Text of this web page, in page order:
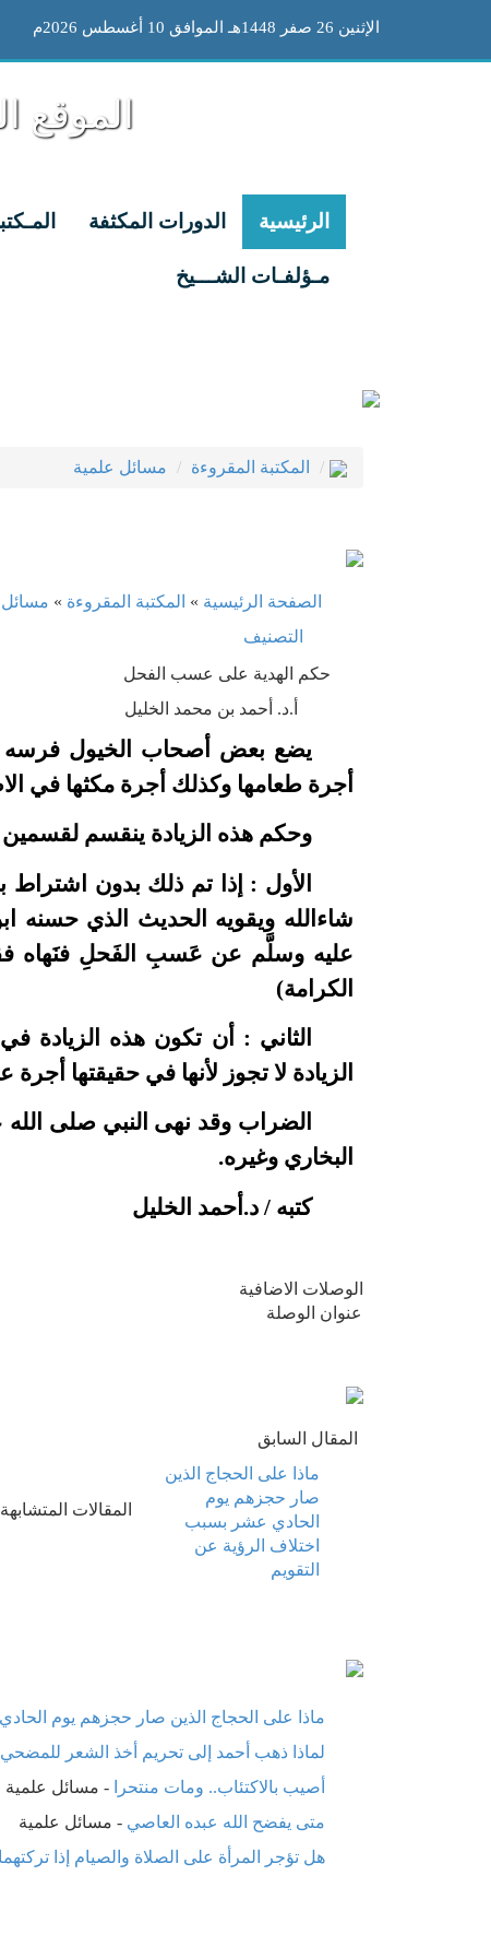
الإثنين 26 صفر 1448هـ الموافق 10 أغسطس 2026م
الموقع
الرئيسية الدورات المكثفة
مـؤلفـات الشـــيخ
المكتبة المقروءة مسائل علمية
الصفحة الرئيسية » المكتبة المقروءة » مسائل
التصنيف
حكم الهدية على عسب الفحل
أ.د. أحمد بن محمد الخليل
يضع بعض أصحاب الخيول فرسه
أجرة طعامها وكذلك أجرة مكثها في
وحكم هذه الزيادة ينقسم
الأول : إذا تم ذلك بدون اشتراط
شاءالله ويقويه الحديث الذي حسنه
عليه وسلَّم عن عَسبِ الفَحلِ فنَهاه
الكرامة)
الثاني : أن تكون هذه الزيادة
الزيادة لا تجوز لأنها في حقيقتها أجرة
الضراب وقد نهى النبي صلى
البخاري وغيره.
كتبه / د.أحمد الخليل
الوصلات الاضافية
عنوان الوصلة
المقال السابق
ماذا على الحجاج الذين
صار حجزهم يوم
الحادي عشر بسبب
اختلاف الرؤية عن
التقويم
المقالات المتشابهة
ماذا على الحجاج الذين صار حجزهم يوم
لماذا ذهب أحمد إلى تحريم أخذ الشعر للمضحي
أصيب بالاكتئاب.. ومات منتحرا - مسائل علمية
متى يفضح الله عبده العاصي - مسائل علمية
هل تؤجر المرأة على الصلاة والصيام إذا